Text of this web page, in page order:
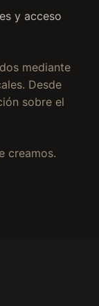
y acceso
mediante
Desde
sobre el
creamos.